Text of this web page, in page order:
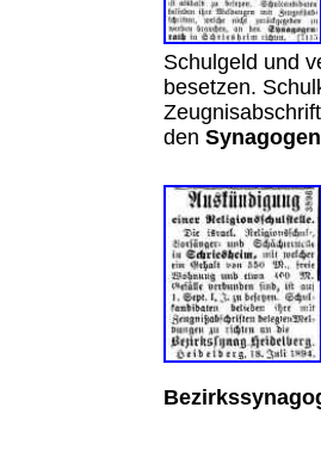
Schulgeld und
besetzen.
den